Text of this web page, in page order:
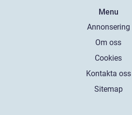
Menu
Annonsering
Om oss
Cookies
Kontakta oss
Sitemap